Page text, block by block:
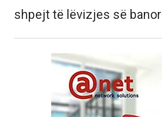
shpejt të lëvizjes së